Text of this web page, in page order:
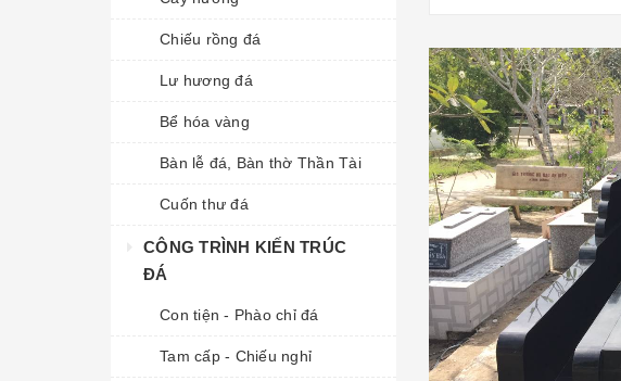
Chiếu rồng đá
Lư hương đá
Bể hóa vàng
Bàn lễ đá, Bàn thờ Thần Tài
Cuốn thư đá
CÔNG TRÌNH KIẾN TRÚC
ĐÁ
Con tiện - Phào chỉ đá
Tam cấp - Chiếu nghỉ